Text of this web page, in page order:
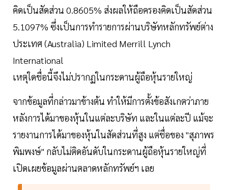
คิดเป็นสัดส่วน 0.8605% ส่งผลให้ถือครองคิดเป็นสัดส่วน
5.1097% ซึ่งเป็นการทำรายการผ่านบริษัทหลักทรัพย์ต่าง
ประเทศ (Australia) Limited Merrill Lynch
International
เหตุใดชื่อนี้จึงไม่ปรากฏในกระดานผู้ถือหุ้นรายใหญ่
จากข้อมูลที่กล่าวมาข้างต้น ทำให้มีการตั้งข้อสังเกตว่าภาย
หลังการได้มาของหุ้นในแต่ละบริษัท และในแต่ละปี แม้จะ
รายงานการได้มาของหุ้นในสัดส่วนที่สูง แต่ชื่อของ "สุภาพร
พิมพงษ์" กลับไม่ติดอันดับในกระดานผู้ถือหุ้นรายใหญ่ที่
เปิดเผยข้อมูลผ่านตลาดหลักทรัพย์ฯ เลย